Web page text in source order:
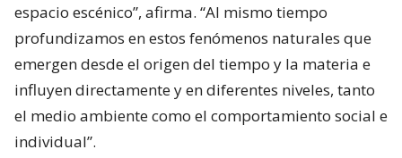
espacio escénico”, afirma. “Al mismo tiempo
profundizamos en estos fenómenos naturales que
emergen desde el origen del tiempo y la materia e
influyen directamente y en diferentes niveles, tanto
el medio ambiente como el comportamiento social e
individual”.